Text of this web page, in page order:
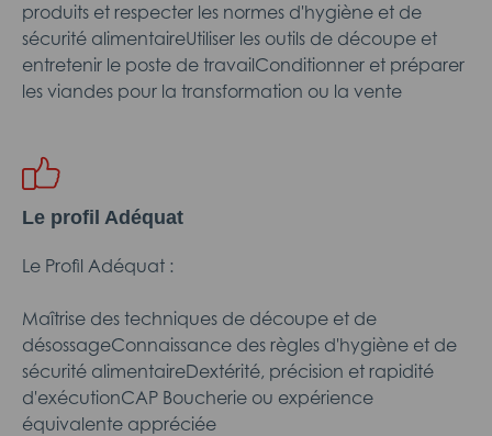
produits et respecter les normes d'hygiène et de
sécurité alimentaireUtiliser les outils de découpe et
entretenir le poste de travailConditionner et préparer
les viandes pour la transformation ou la vente
Le profil Adéquat
Le Profil Adéquat :
Maîtrise des techniques de découpe et de
désossageConnaissance des règles d'hygiène et de
sécurité alimentaireDextérité, précision et rapidité
d'exécutionCAP Boucherie ou expérience
équivalente appréciée